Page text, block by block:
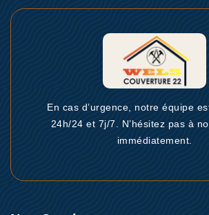
En cas d’urgence, notre équipe
24h/24 et 7j/7. N’hésitez pas à
immédiatement.